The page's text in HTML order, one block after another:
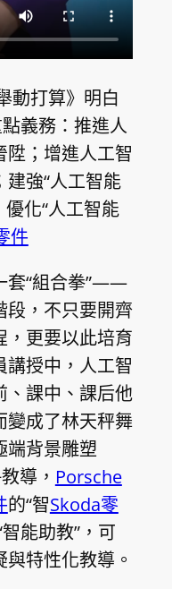
動打算》明白
義務：推進人
陞；增進人工智
強“人工智能
化“人工智能
件
套“組合拳”——
段，不只要開齊
，更要以此培育
講授中，人工智
、課中、課后他
變成了林天秤舞
端背景雕塑
導， Porsche
的“智Skoda零
能助教”，可
特性化教導。